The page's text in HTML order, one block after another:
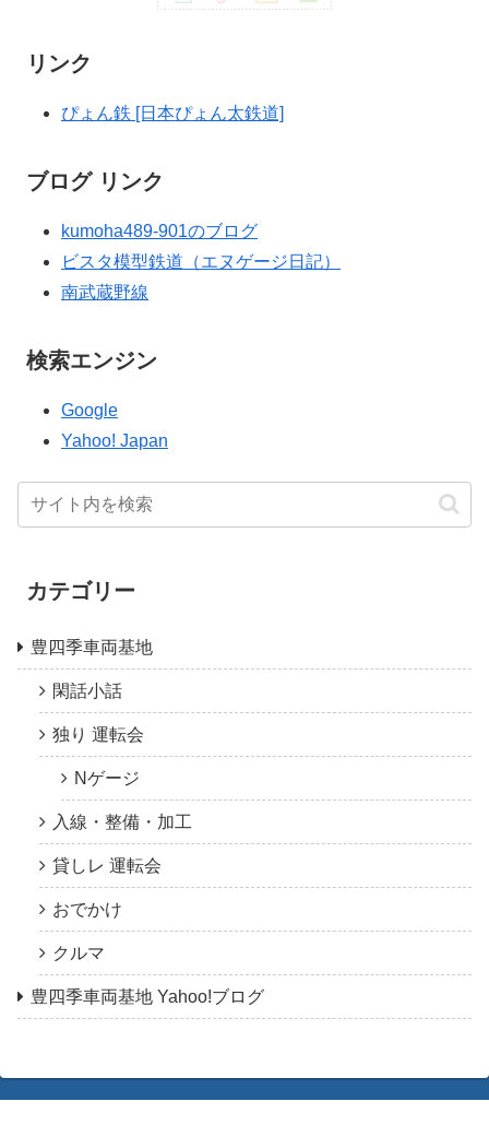
リンク
ぴょん鉄 [日本ぴょん太鉄道]
ブログ リンク
kumoha489-901のブログ
ビスタ模型鉄道（エヌゲージ日記）
南武蔵野線
検索エンジン
Google
Yahoo! Japan
カテゴリー
豊四季車両基地
閑話小話
独り 運転会
Nゲージ
入線・整備・加工
貸しレ 運転会
おでかけ
クルマ
豊四季車両基地 Yahoo!ブログ